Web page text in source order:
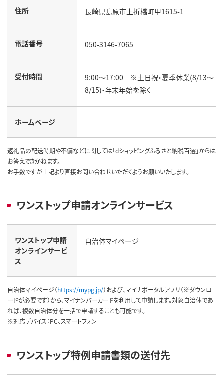
住所 長崎県島原市上折橋町甲1615-1
電話番号 050-3146-7065
受付時間
9:00～17:00 ※土日祝・夏季休業(8/13～
8/15)・年末年始を除く
ホームページ
返礼品の配送時期や不備などに関しては「dショッピングふるさと納税百選」からは
お答えできかねます。
お手数ですが上記より直接お問い合わせいただくようお願いいたします。
ワンストップ申請オンラインサービス
ワンストップ申請
オンラインサービ
ス
自治体マイページ
自治体マイページ（https://mypg.jp/）および、マイナポータルアプリ（※ダウンロ
ードが必要です）から、マイナンバーカードを利用して申請します。対象自治体であ
れば、複数自治体分を一括で申請することも可能です。
※対応デバイス：PC、スマートフォン
ワンストップ特例申請書類の送付先